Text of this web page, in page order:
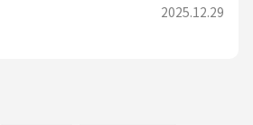
2025.12.29